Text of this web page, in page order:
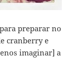
preparar no
cranberry e
imaginar] a